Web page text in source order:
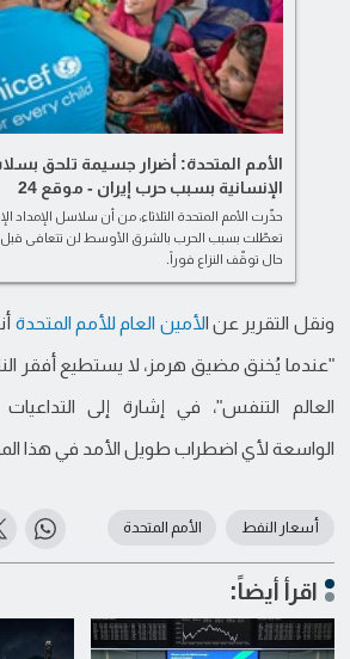
الأمم المتحدة: أضرار جسيمة تلحق
الإنسانية بسبب حرب إيران - موقع 24
حذّرت الأمم المتحدة الثلاثاء، من أن سلاسل الإمداد
حال توقّف النزاع فوراً.
ونقل التقرير عن الأمين العام للأمم المتحدة
"عندما يُخنق مضيق هرمز، لا يستطيع أفقر
العالم التنفس"، في إشارة إلى التداعيات
الواسعة لأي اضطراب طويل الأمد في هذا
أسعار النفط الأمم المتحدة
اقرأ أيضاً: